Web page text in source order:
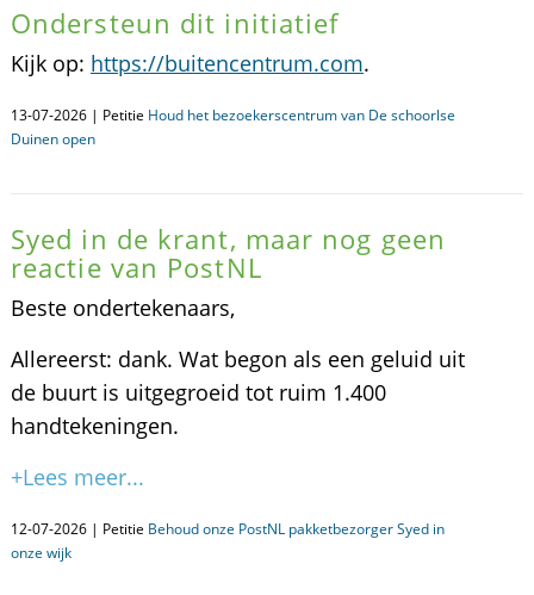
Ondersteun dit initiatief
Kijk op: https://buitencentrum.com.
13-07-2026 | Petitie Houd het bezoekerscentrum van De schoorlse
Duinen open
Syed in de krant, maar nog geen
reactie van PostNL
Beste ondertekenaars,
Allereerst: dank. Wat begon als een geluid uit
de buurt is uitgegroeid tot ruim 1.400
handtekeningen.
+Lees meer...
12-07-2026 | Petitie Behoud onze PostNL pakketbezorger Syed in
onze wijk